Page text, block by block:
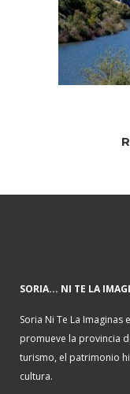
SORIA... NI TE LA
Soria Ni Te La Imaginas
promueve la provincia
turismo, el patrimonio
cultura.